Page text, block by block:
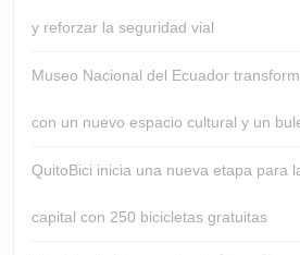
y reforzar la seguridad vial
Museo Nacional del Ecuador
con un nuevo espacio cultural y un
QuitoBici inicia una nueva etapa para
capital con 250 bicicletas gratuitas